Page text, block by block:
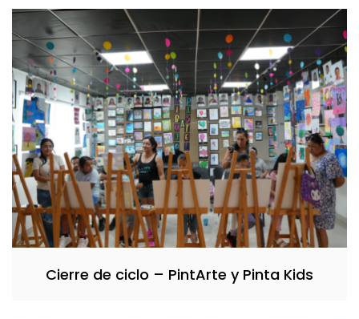
Cierre de ciclo – PintArte y Pinta Kids